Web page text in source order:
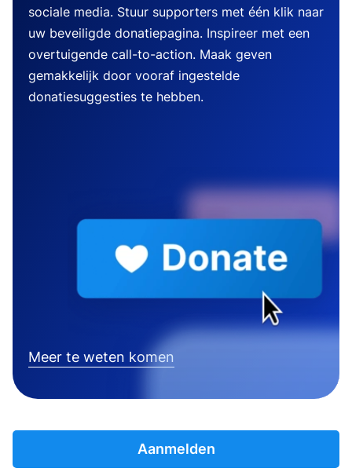
sociale media. Stuur supporters met één klik naar
uw beveiligde donatiepagina. Inspireer met een
overtuigende call-to-action. Maak geven
gemakkelijk door vooraf ingestelde
donatiesuggesties te hebben.
Meer te weten komen
Aanmelden